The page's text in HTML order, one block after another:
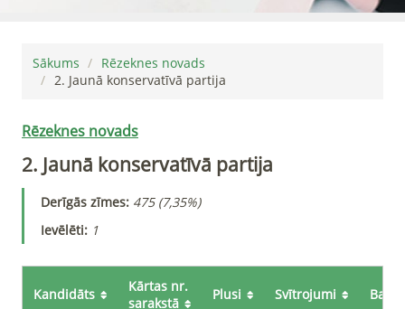
Sākums
Rēzeknes novads
2. Jaunā konservatīvā partija
Rēzeknes novads
2. Jaunā konservatīvā partija
Derīgās zīmes: 475(7,35%)
Ievēlēti: 1
Kandidāts
Kārtas nr.
sarakstā
Plusi Svītrojumi